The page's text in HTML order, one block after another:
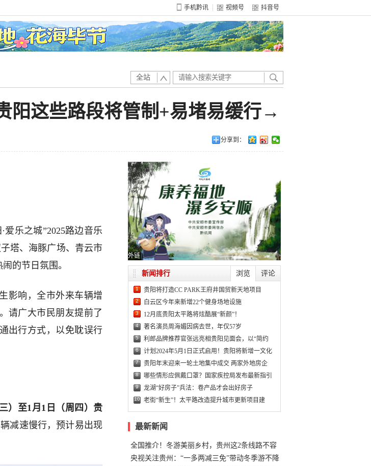
手机黔讯 视频号 抖音号
全站
阳这些路段将管制+易堵易缓行→
分享到：
爱乐之城”2025路边音乐
塔、海豚广场、青云市
的节日氛围。
影响，全市外来车辆增
请广大市民朋友提前了
出行方式，以免耽误行
）至1月1日（周四）贵
减速慢行，预计易出现
外链
浏览 评论
新闻排行
1 贵阳将打造CC PARK王府井国贸新天地项目
2 白云区今年来新增22个健身场地设施
3 12月底贵阳太平路将炫酷展“新颜”！
4 著名演员周海媚因病去世，年仅57岁
5 利郎品牌推荐官张远亮相贵阳见面会，以“简约
6 计划2024年5月1日正式启用！贵阳将新增一文化
7 贵阳年末迎来一轮土地集中成交 两家外地房企
8 哪些情形应佩戴口罩？国家疾控局发布最新指引
9 龙湖“好房子”兵法：卷产品才会出好房子
10 老街“新生”！太平路改造提升城市更新项目建
最新新闻
全国推介！冬游美丽乡村，贵州这2条线路不容
错过
央视关注贵州：“一多两减三免”带动冬季游不降